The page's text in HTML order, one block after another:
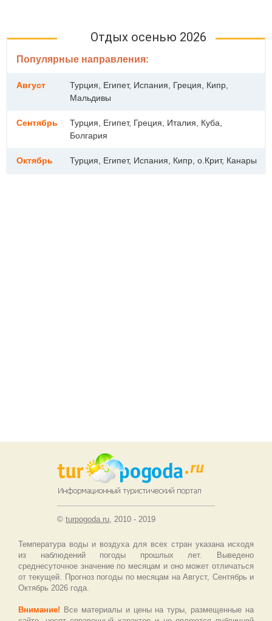
Отдых осенью 2026
Популярные направления:
Август
Турция, Египет, Испания, Греция, Кипр,
Мальдивы
Сентябрь
Турция, Египет, Греция, Италия, Куба,
Болгария
Октябрь Турция, Египет, Испания, Кипр, о.Крит, Канары
© turpogoda.ru, 2010 - 2019
Температура воды и воздуха для всех стран указана исходя
из наблюдений погоды прошлых лет. Выведено
среднесуточное значение по месяцам и оно может отличаться
от текущей. Прогноз погоды по месяцам на Август, Сентябрь и
Октябрь 2026 года.
Внимание! Все материалы и цены на туры, размещенные на